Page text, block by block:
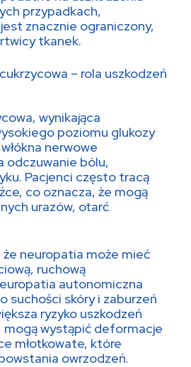
przypadkach,
znacznie ograniczony,
tkanek.
– rola uszkodzeń
wynikająca
poziomu glukozy
nerwowe
odczuwanie bólu,
Pacjenci często tracą
co oznacza, że mogą
urazów, otarć
że neuropatia może mieć
ruchową
autonomiczna
suchości skóry i zaburzeń
ryzyko uszkodzeń
mogą wystąpić deformacje
młotkowate, które
owrzodzeń.